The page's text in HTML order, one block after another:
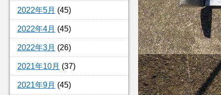
2022年5月 (45)
2022年4月 (45)
2022年3月 (26)
2021年10月 (37)
2021年9月 (45)